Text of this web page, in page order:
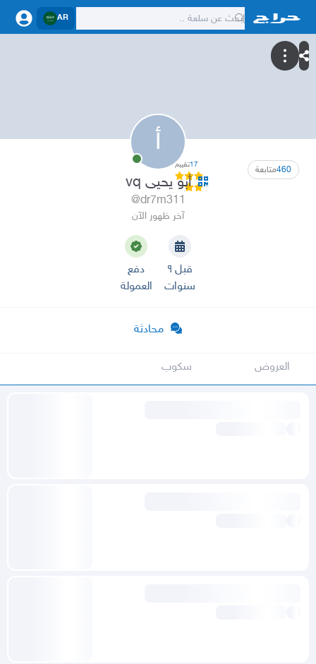
AR
أ
460متابعة 17تقييم
أبو يحيى vq
@dr7m311
آخر ظهور الآن
قبل ٩
سنوات
دفع
العمولة
محادثة
العروض سكوب